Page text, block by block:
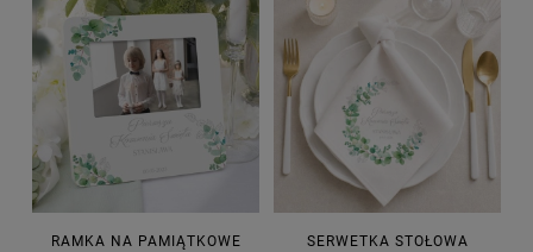
RAMKA NA PAMIĄTKOWE
SERWETKA STOŁOWA